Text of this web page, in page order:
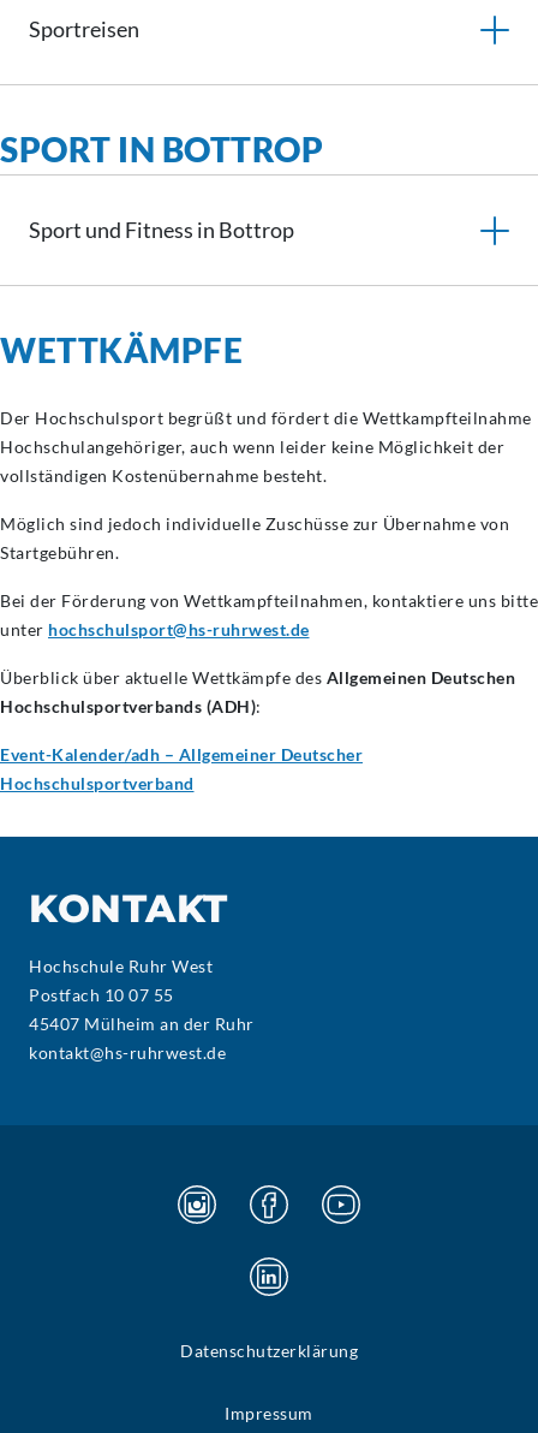
Sportreisen
SPORT IN BOTTROP
Sport und Fitness in Bottrop
WETTKÄMPFE
Der Hochschulsport begrüßt und fördert die Wettkampfteilnahme
Hochschulangehöriger, auch wenn leider keine Möglichkeit der
vollständigen Kostenübernahme besteht.
Möglich sind jedoch individuelle Zuschüsse zur Übernahme von
Startgebühren.
Bei der Förderung von Wettkampfteilnahmen, kontaktiere uns bitte
unter hochschulsport@hs-ruhrwest.de
Überblick über aktuelle Wettkämpfe des Allgemeinen Deutschen
Hochschulsportverbands (ADH):
Event-Kalender/adh – Allgemeiner Deutscher
Hochschulsportverband
KONTAKT
Hochschule Ruhr West
Postfach 10 07 55
45407 Mülheim an der Ruhr
kontakt@hs-ruhrwest.de
Datenschutzerklärung
Impressum